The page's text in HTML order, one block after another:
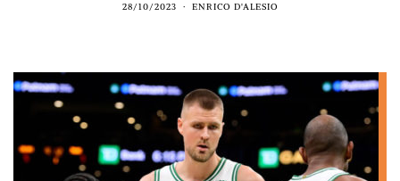
28/10/2023 ENRICO D'ALESIO